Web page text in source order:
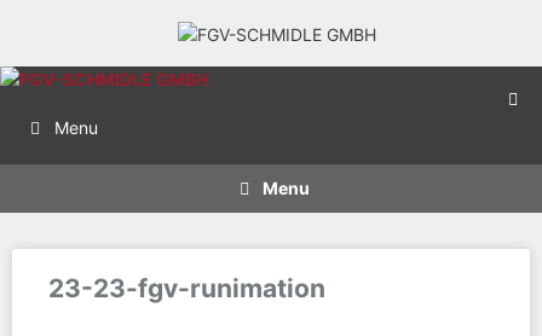
Menu
Menu
23-23-fgv-runimation